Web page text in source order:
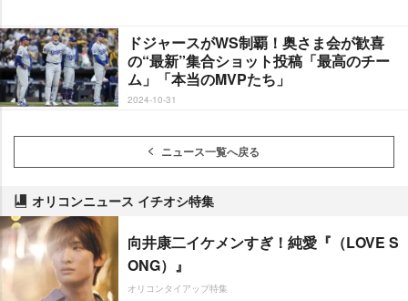
ドジャースがWS制覇！奥さま会が歓喜
の“最新”集合ショット投稿「最高のチー
ム」「本当のMVPたち」
2024-10-31
ニュース一覧へ戻る
オリコンニュース イチオシ特集
向井康二イケメンすぎ！純愛『（LOVE S
ONG）』
オリコンタイアップ特集